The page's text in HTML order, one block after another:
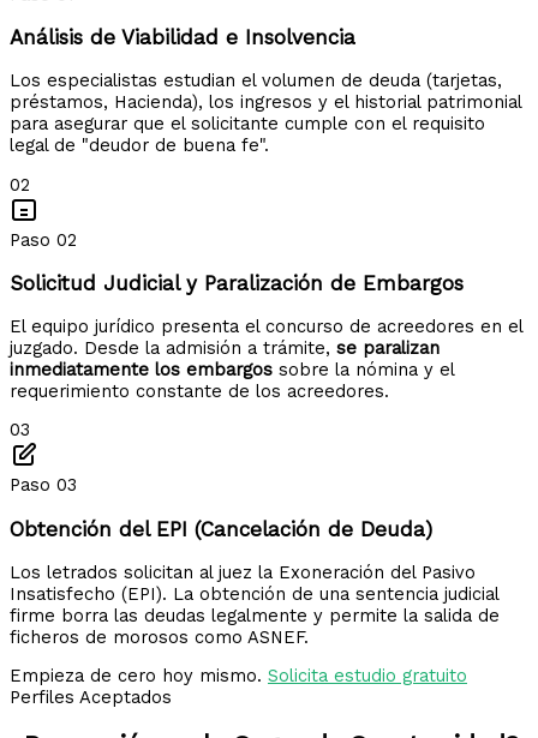
Análisis de Viabilidad e Insolvencia
Los especialistas estudian el volumen de deuda (tarjetas,
préstamos, Hacienda), los ingresos y el historial patrimonial
para asegurar que el solicitante cumple con el requisito
legal de "deudor de buena fe".
02
Paso 02
Solicitud Judicial y Paralización de Embargos
El equipo jurídico presenta el concurso de acreedores en el
juzgado. Desde la admisión a trámite, se paralizan
inmediatamente los embargos sobre la nómina y el
requerimiento constante de los acreedores.
03
Paso 03
Obtención del EPI (Cancelación de Deuda)
Los letrados solicitan al juez la Exoneración del Pasivo
Insatisfecho (EPI). La obtención de una sentencia judicial
firme borra las deudas legalmente y permite la salida de
ficheros de morosos como ASNEF.
Empieza de cero hoy mismo. Solicita estudio gratuito
Perfiles Aceptados